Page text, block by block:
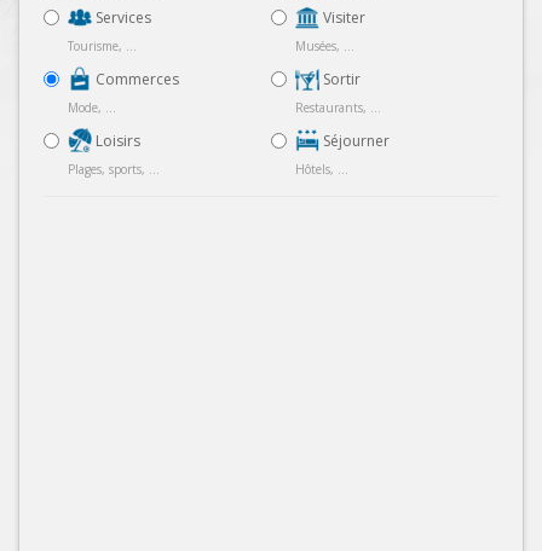
Services
Tourisme, ...
Commerces
Mode, ...
Loisirs
Plages, sports, ...
Visiter
Musées, ...
Sortir
Restaurants, ...
Séjourner
Hôtels, ...